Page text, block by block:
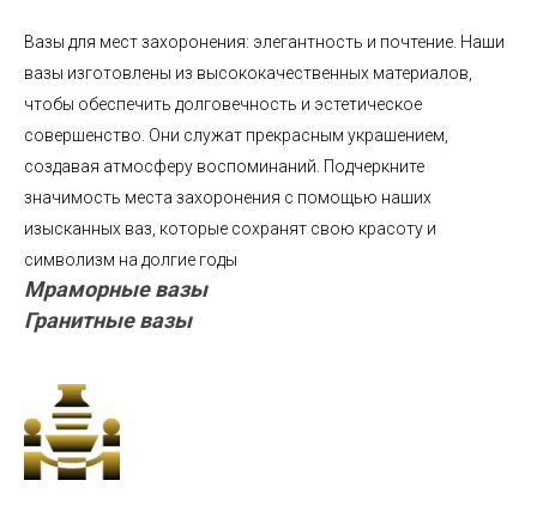
Вазы для мест захоронения: элегантность и почтение. Наши
вазы изготовлены из высококачественных материалов,
чтобы обеспечить долговечность и эстетическое
совершенство. Они служат прекрасным украшением,
создавая атмосферу воспоминаний. Подчеркните
значимость места захоронения с помощью наших
изысканных ваз, которые сохранят свою красоту и
символизм на долгие годы
Мраморные вазы
Гранитные вазы